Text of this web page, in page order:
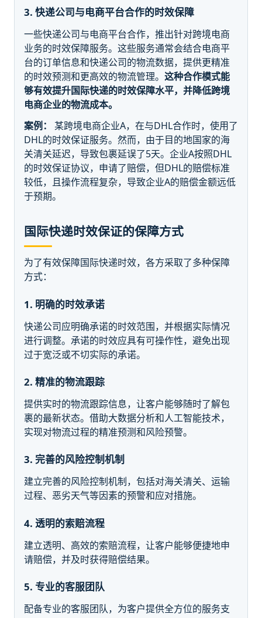
3. 快递公司与电商平台合作的时效保障
一些快递公司与电商平台合作，推出针对跨境电商
业务的时效保障服务。这些服务通常会结合电商平
台的订单信息和快递公司的物流数据，提供更精准
的时效预测和更高效的物流管理。 这种合作模式能
够有效提升国际快递的时效保障水平，并降低跨境
电商企业的物流成本。
案例：
某跨境电商企业A，在与DHL合作时，使用了
DHL的时效保证服务。然而，由于目的地国家的海
关清关延迟，导致包裹延误了5天。企业A按照DHL
的时效保证协议，申请了赔偿，但DHL的赔偿标准
较低，且操作流程复杂，导致企业A的赔偿金额远低
于预期。
国际快递时效保证的保障方式
为了有效保障国际快递时效，各方采取了多种保障
方式：
1. 明确的时效承诺
快递公司应明确承诺的时效范围，并根据实际情况
进行调整。承诺的时效应具有可操作性，避免出现
过于宽泛或不切实际的承诺。
2. 精准的物流跟踪
提供实时的物流跟踪信息，让客户能够随时了解包
裹的最新状态。借助大数据分析和人工智能技术，
实现对物流过程的精准预测和风险预警。
3. 完善的风险控制机制
建立完善的风险控制机制，包括对海关清关、运输
过程、恶劣天气等因素的预警和应对措施。
4. 透明的索赔流程
建立透明、高效的索赔流程，让客户能够便捷地申
请赔偿，并及时获得赔偿结果。
5. 专业的客服团队
配备专业的客服团队，为客户提供全方位的服务支